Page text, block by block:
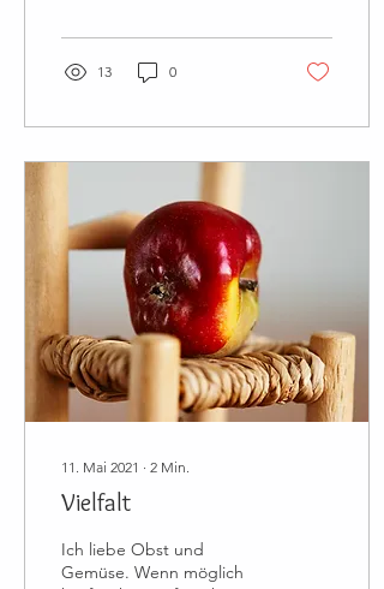
13 0
11. Mai 2021 ∙ 2 Min.
Vielfalt
Ich liebe Obst und
Gemüse. Wenn möglich